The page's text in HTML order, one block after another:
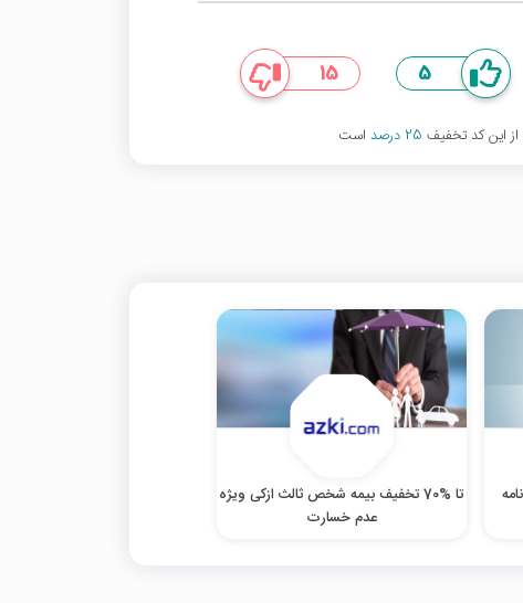
5
15
این کد تخفیف 25 درصد است
تا %70 تخفیف بیمه شخص ثالث ازکی ویژه
عدم خسارت